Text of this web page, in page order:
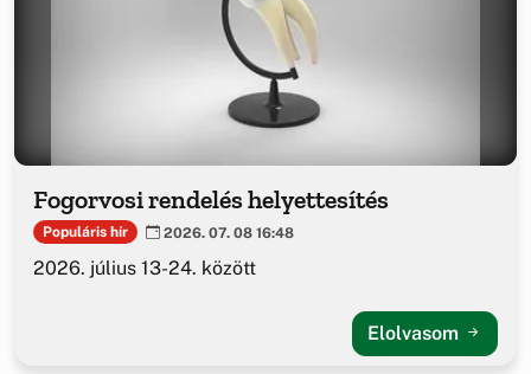
Fogorvosi rendelés helyettesítés
Populáris hír 2026. 07. 08 16:48
2026. július 13-24. között
Elolvasom